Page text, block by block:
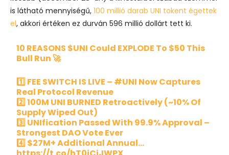
is látható mennyiségű, 100 millió darab UNI tokent égettek
el, akkori értéken ez durván 596 millió dollárt tett ki.
10 REASONS $UNI Could EXPLODE To $50 This
Bull Run 🚀
1️⃣ FEE SWITCH IS LIVE – #UNI Now Captures
Real Protocol Revenue
2️⃣ 100M UNI BURNED Retroactively (~10% Of
Supply Wiped Out)
3️⃣ UNIfication Passed With 99.9% Approval –
Strongest DAO Vote Ever
4️⃣ $27M+ Additional Annual…